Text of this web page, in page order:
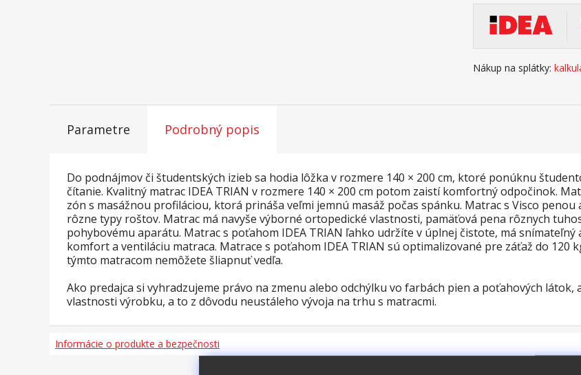
Nákup na splátky:
Parametre Podrobný popis
Do podnájmov či študentských izieb sa hodia lôžka v rozmere 140 × 200 cm, ktoré ponúknu
čítanie. Kvalitný matrac IDEA TRIAN v rozmere 140 × 200 cm potom zaistí komfortný odpočinok.
zón s masážnou profiláciou, ktorá prináša veľmi jemnú masáž počas spánku. Matrac s Visco
rôzne typy roštov. Matrac má navyše výborné ortopedické vlastnosti, pamäťová pena rôznych
pohybovému aparátu. Matrac s poťahom IDEA TRIAN ľahko udržíte v úplnej čistote, má
komfort a ventiláciu matraca. Matrace s poťahom IDEA TRIAN sú optimalizované pre záťaž do 120
týmto matracom nemôžete šliapnuť vedľa.
Ako predajca si vyhradzujeme právo na zmenu alebo odchýlku vo farbách pien a poťahových látok,
vlastnosti výrobku, a to z dôvodu neustáleho vývoja na trhu s matracmi.
Informácie o produkte a bezpečnosti